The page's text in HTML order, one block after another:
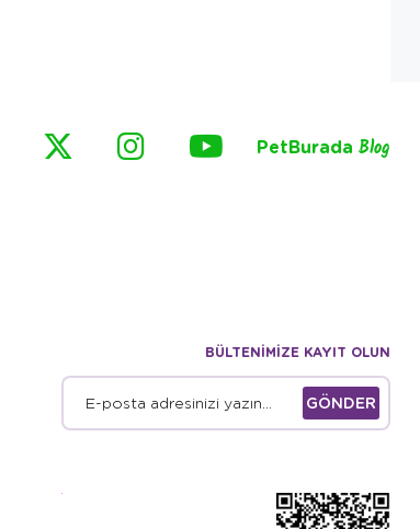
PetBurada Blog
BÜLTENİMİZE KAYIT OLUN
GÖNDER